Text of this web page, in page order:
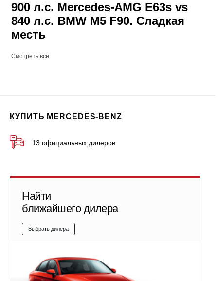
900 л.с. Mercedes-AMG E63s vs
840 л.с. BMW M5 F90. Сладкая
месть
Смотреть все
КУПИТЬ MERCEDES-BENZ
13 официальных дилеров
Найти
ближайшего дилера
Выбрать дилера